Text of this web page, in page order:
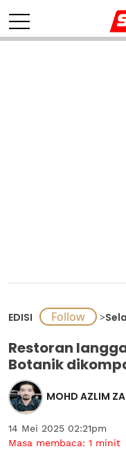
EDISI >
Restoran
Botanik
MOHD AZLIM
14 Mei 2025 02:21pm
Masa membaca: 1 minit